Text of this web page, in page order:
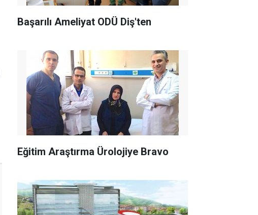
Başarılı Ameliyat ODÜ Diş'ten
Eğitim Araştırma Ürolojiye Bravo